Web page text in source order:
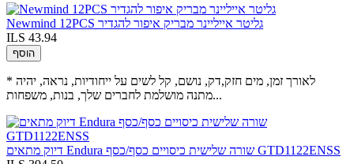
Newmind 12PCS גליטר אייליינר מבריק איפור להגדיר
ILS 43.94
הוסף
* לאורך זמן, מים חזק,דק, נושם, קל לשים על ייחודיות, נראה, יהיה
מתנה מושלמת לחברים שלך, בנות, משפחות...
דיוק מתאים Endura שורה שלישית כיסויים כסף/כסף GTD1122ENSS